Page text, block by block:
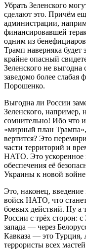
Убрать Зеленского
сделают это. Причём
администрации,
финансировавшей
одним из
Трамп наверняка будет
крайне опасный
Зеленского не
заведомо более
Порошенко.
Выгодна ли России
Зеленского, например,
сомнительно! Ибо что
«мирный план Трампа»,
вертится? Это
части территорий и
НАТО. Это ускоренное
обеспечения её
Украины к новой
Это, наконец,
войск НАТО, что
боевых действий. Ну
России с трёх сторон:
запада — через
Кавказа — это Турция,
террористы всех